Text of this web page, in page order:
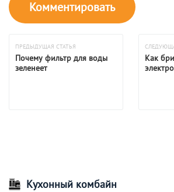
ПРЕДЫДУЩАЯ СТАТЬЯ
Почему фильтр для воды
зеленеет
Как
Кухонный комбайн